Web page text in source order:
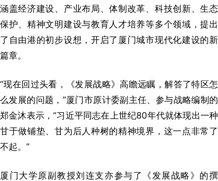
涵盖经济建设、产业布局、体制改革、科技创新、生态
保护、精神文明建设与教育人才培养等多个领域，提出
了自由港的初步设想，开启了厦门城市现代化建设的新
篇章。
“现在回过头看，《发展战略》高瞻远瞩，解答了特区怎
么发展的问题，”厦门市原计委副主任、参与战略编制的
郑金沐表示，“习近平同志在上世纪80年代就体现出一种
甘于做铺垫、甘为后人种树的精神境界，这一点非常了
不起。”
厦门大学原副教授刘连支亦参与了《发展战略》的撰